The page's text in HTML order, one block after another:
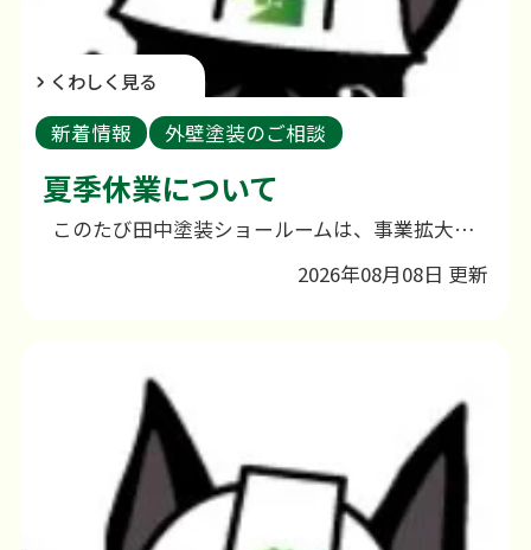
くわしく見る
夏季休業について
このたび田中塗装ショールームは、事業拡大に伴い、これまでの幸町から小船越町へ移転いたしました。 日頃よりご愛顧いただいている皆さまには、心より感謝申し上げます。 なお、新店舗につきましては現在改装工事を行っており、誠に申し訳ございませんが、しばらくの間ご来店いただくことができません。そのため、ホームページ等からの来店予約につきましても、一時的に受付を停止させていただいております。また、お問い合わせにつきましてはこれまでどおり対応しておりますので、お電話やホームページよりお気軽にご連絡ください。 ご不便をおかけいたしますが、より良いショールームとして皆さまをお迎えできるよう準備を進めておりますので、何卒ご理解のほどよろしくお願い申し上げます。 営業再開や詳細につきましては、改めてご案内させていただきますので、今しばらくお待ちくださいませ。
2026年08月08日 更新
新着情報 外壁塗装のご相談